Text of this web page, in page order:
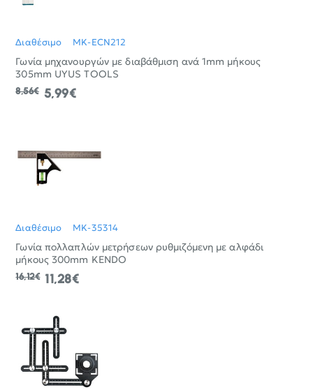
Διαθέσιμο MK-ECN212
Γωνία μηχανουργών με διαβάθμιση ανά 1mm μήκους
305mm UYUS TOOLS
5,99€
8,56€
Διαθέσιμο MK-35314
Γωνία πολλαπλών μετρήσεων ρυθμιζόμενη με αλφάδι
μήκους 300mm KENDO
11,28€
16,12€